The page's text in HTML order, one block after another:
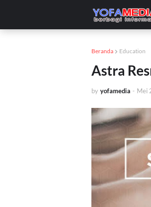
Beranda Education
Astra
by yofamedia - Mei